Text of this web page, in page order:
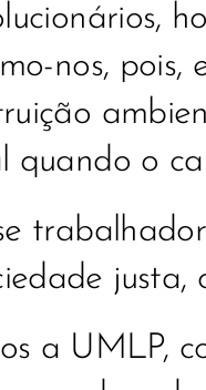
nos,
quando o
justa,
a UMLP,